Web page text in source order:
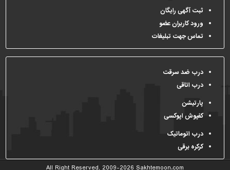
بهداشتی
ابزار،یراق
و
ماشین
آلات
برقی،روشنایی،ایمنی
سازی
و
ساخت
و
ثبت آگهی رایگان
ورود کاربران عضو
تماس جهت تبلیغات
درب ضد سرقت
درب اتاقی
پارتیشن
کفپوش اپوکسی
درب اتوماتیک
کرکره برقی
All Right Reserved, 2009-2026 Sakhtemoon.com